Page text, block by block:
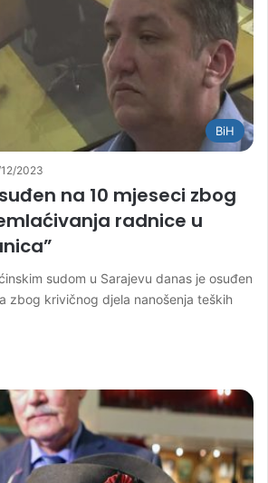
BiH
2023
na 10 mjeseci zbog
radnice u
sudom u Sarajevu danas je osuđen
zbog krivičnog djela nanošenja teških